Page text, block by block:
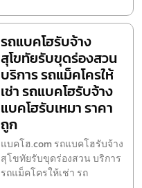
รถแบคโฮรับจ้าง
สุโขทัยรับขุดร่องสวน
บริการ รถแม็คโครให้
เช่า รถแบคโฮรับจ้าง
แบคโฮรับเหมา ราคา
ถูก
แบคโฮ.com รถแบคโฮรับจ้าง
สุโขทัยรับขุดร่องสวน บริการ
รถแม็คโครให้เช่า รถ